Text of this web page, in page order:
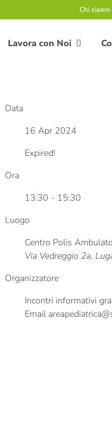
Chi siamo
Lavora con Noi
Data
16 Apr 2024
Expired!
Ora
13:30 - 15:30
Luogo
Centro Polis
Via Vedreggio 2a,
Organizzatore
Incontri informativi
Email